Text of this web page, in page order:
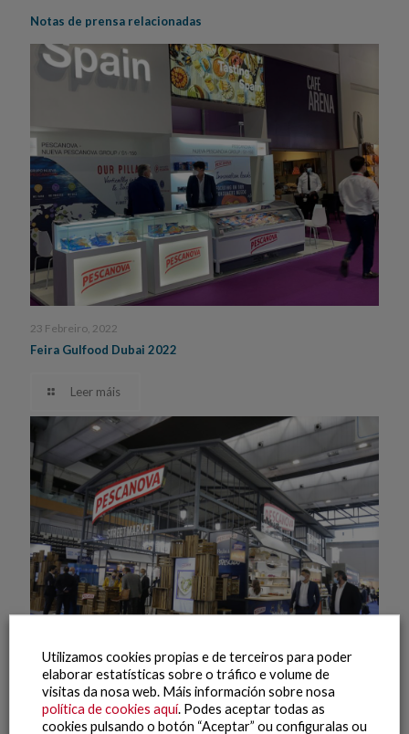
Notas de prensa relacionadas
23 Febreiro, 2022
Feira Gulfood Dubai 2022
Leer máis
8 Outubro, 2021
Conxemar 2021 (8)
Utilizamos cookies propias e de terceiros para poder
elaborar estatísticas sobre o tráfico e volume de
visitas da nosa web. Máis información sobre nosa
política de cookies aquí. Podes aceptar todas as
cookies pulsando o botón “Aceptar” ou configuralas ou